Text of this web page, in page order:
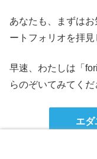
あなたも、まずは
ートフォリオを拝
早速、わたしは「
らのぞいてみてくだ
エダ